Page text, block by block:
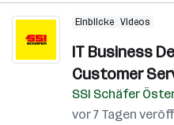
Einblicke Videos
IT Business
Customer
SSI Schäfer
vor 7 Tagen